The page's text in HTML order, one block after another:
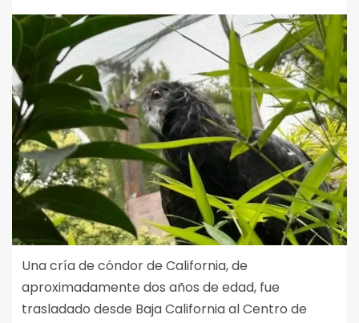
Una cría de cóndor de California, de
aproximadamente dos años de edad, fue
trasladado desde Baja California al Centro de